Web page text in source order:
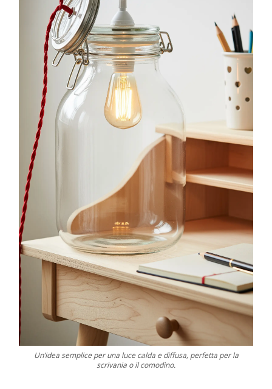
Un’idea semplice per una luce calda e diffusa, perfetta per la
scrivania o il comodino.